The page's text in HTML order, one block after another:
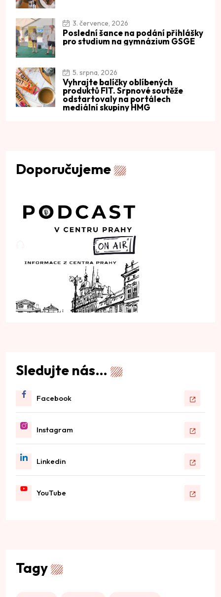
3. července, 2026
Poslední šance na podání přihlášky
pro studium na gymnázium GSGE
5. srpna, 2026
Vyhrajte balíčky oblíbených
produktů FIT. Srpnové soutěže
odstartovaly na portálech
mediální skupiny HMG
Doporučujeme
Sledujte nás…
Facebook
Instagram
Linkedin
YouTube
Tagy